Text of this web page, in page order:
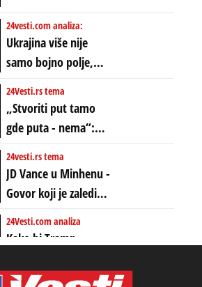
neistinom: forma te
ere završila se na
istom mestu, ali
prošle godine
znakova: Stiže lavina
novca i bogatstva
24vesti.com analiza:
Ukrajina više nije
samo bojno polje,
ona je KONCEPT KOJI
ĆE RASPASTI CEO
ZAPADNI SVET
24Vesti.rs tema
„Stvoriti put tamo
gde puta - nema“:
Ratni gospodari
plaču za starim
poretkom... Bez
ikakve realpolitike u
njima, oni su sada
nebitni kao Zelenski
24vesti.rs tema
JD Vance u Minhenu -
Govor koji je zaledio
Atlantik i duboko
šokirao Evropu (ceo
24Vesti.com analiza
Kako bi Tramp
TREĆI MANDAT -